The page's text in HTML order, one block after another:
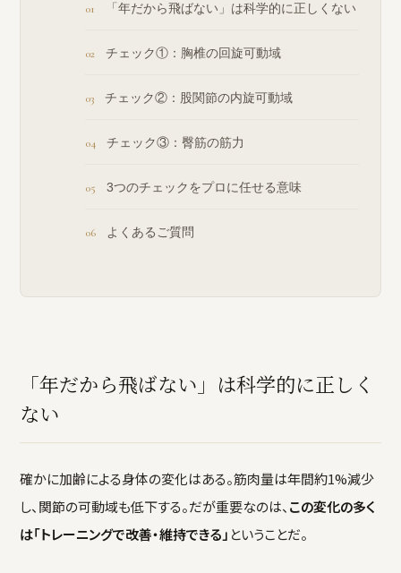
「年だから飛ばない」は科学的に正しくない
チェック①：胸椎の回旋可動域
チェック②：股関節の内旋可動域
チェック③：臀筋の筋力
3つのチェックをプロに任せる意味
よくあるご質問
「年だから飛ばない」は科学的に正しく
ない
確かに加齢による身体の変化はある。筋肉量は年間約1%減少
し、関節の可動域も低下する。だが重要なのは、 この変化の多く
は「トレーニングで改善・維持できる」 ということだ。